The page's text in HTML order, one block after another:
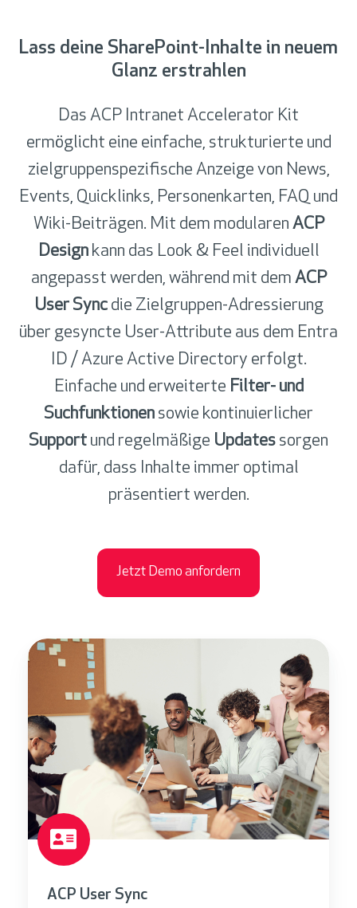
Lass deine SharePoint-Inhalte in neuem
Glanz erstrahlen
Das ACP Intranet Accelerator Kit
ermöglicht eine einfache, strukturierte und
zielgruppenspezifische Anzeige von News,
Events, Quicklinks, Personenkarten, FAQ und
Wiki-Beiträgen. Mit dem modularen ACP
Design kann das Look & Feel individuell
angepasst werden, während mit dem ACP
User Syncdie Zielgruppen-Adressierung
über gesyncte User-Attribute aus dem Entra
ID / Azure Active Directory erfolgt.
Einfache und erweiterte Filter- und
Suchfunktionen sowie kontinuierlicher
Support und regelmäßige Updates sorgen
dafür, dass Inhalte immer optimal
präsentiert werden.
Jetzt Demo anfordern
ACP User Sync